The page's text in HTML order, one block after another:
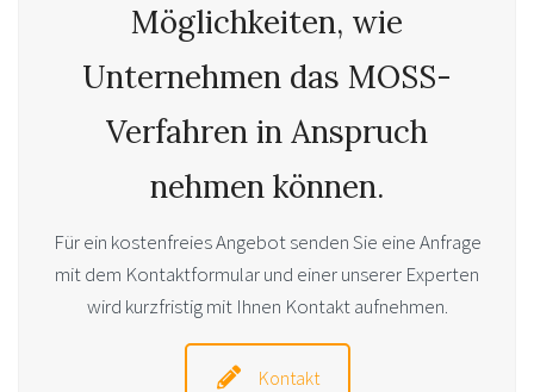
Möglichkeiten, wie
Unternehmen das MOSS-
Verfahren in Anspruch
nehmen können.
Für ein kostenfreies Angebot senden Sie eine Anfrage
mit dem Kontaktformular und einer unserer Experten
wird kurzfristig mit Ihnen Kontakt aufnehmen.
Kontakt